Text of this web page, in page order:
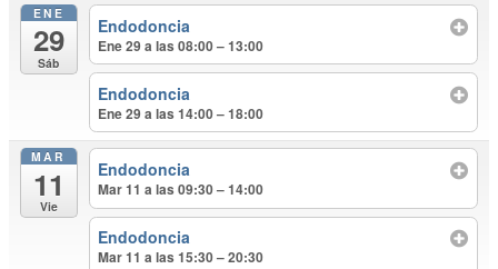
ENE
29
Sáb
Endodoncia
Ene 29 a las 08:00 – 13:00
Endodoncia
Ene 29 a las 14:00 – 18:00
MAR
11
Vie
Endodoncia
Mar 11 a las 09:30 – 14:00
Endodoncia
Mar 11 a las 15:30 – 20:30